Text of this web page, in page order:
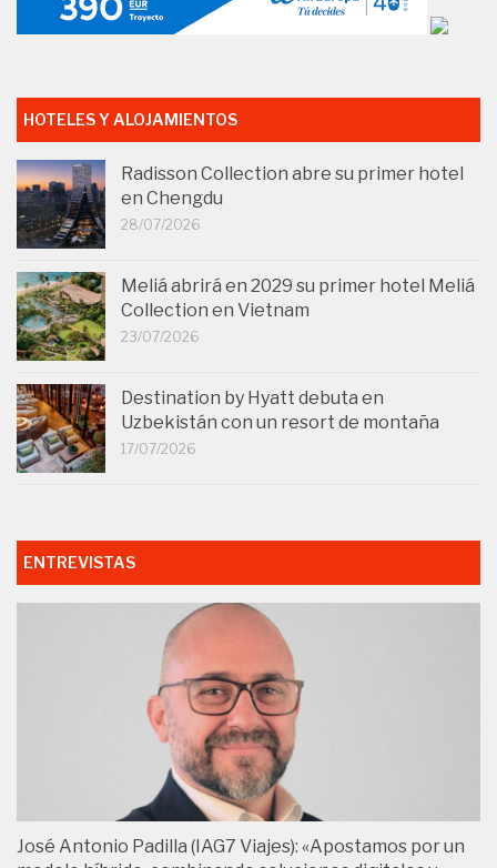
HOTELES Y ALOJAMIENTOS
Radisson Collection abre su primer hotel
en Chengdu
28/07/2026
Meliá abrirá en 2029 su primer hotel Meliá
Collection en Vietnam
23/07/2026
Destination by Hyatt debuta en
Uzbekistán con un resort de montaña
17/07/2026
ENTREVISTAS
José Antonio Padilla (IAG7 Viajes): «Apostamos por un